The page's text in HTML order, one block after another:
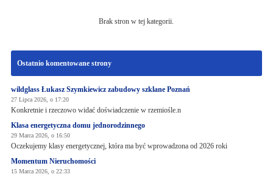
Brak stron w tej kategorii.
Ostatnio komentowane strony
wildglass Łukasz Szymkiewicz zabudowy szklane Poznań
27 Lipca 2026, o 17:20
Konkretnie i rzeczowo widać doświadczenie w rzemiośle.n
Klasa energetyczna domu jednorodzinnego
29 Marca 2026, o 16:50
Oczekujemy klasy energetycznej, która ma być wprowadzona od 2026 roki
Momentum Nieruchomości
15 Marca 2026, o 22:33